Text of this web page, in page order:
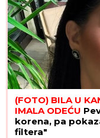
(FOTO) BILA U
IMALA ODEĆU
korena, pa
filtera"